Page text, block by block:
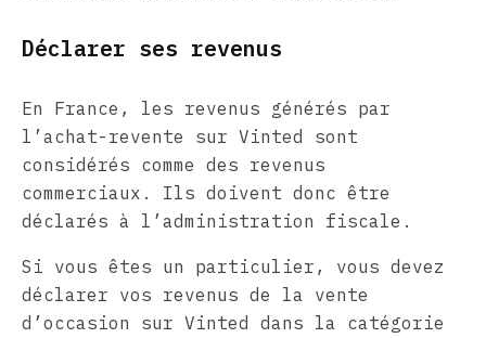
Déclarer ses revenus
En France, les revenus générés par
l’achat-revente sur Vinted sont
considérés comme des revenus
commerciaux. Ils doivent donc être
déclarés à l’administration fiscale.
Si vous êtes un particulier, vous devez
déclarer vos revenus de la vente
d’occasion sur Vinted dans la catégorie